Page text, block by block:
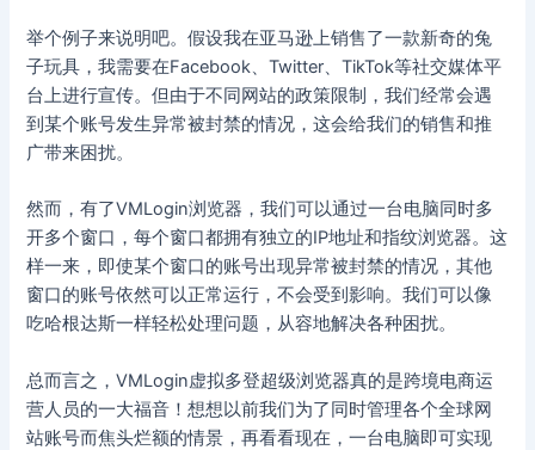
举个例子来说明吧。假设我在亚马逊上销售了一款新奇的兔
子玩具，我需要在Facebook、Twitter、TikTok等社交媒体平
台上进行宣传。但由于不同网站的政策限制，我们经常会遇
到某个账号发生异常被封禁的情况，这会给我们的销售和推
广带来困扰。
然而，有了VMLogin浏览器，我们可以通过一台电脑同时多
开多个窗口，每个窗口都拥有独立的IP地址和指纹浏览器。这
样一来，即使某个窗口的账号出现异常被封禁的情况，其他
窗口的账号依然可以正常运行，不会受到影响。我们可以像
吃哈根达斯一样轻松处理问题，从容地解决各种困扰。
总而言之，VMLogin虚拟多登超级浏览器真的是跨境电商运
营人员的一大福音！想想以前我们为了同时管理各个全球网
站账号而焦头烂额的情景，再看看现在，一台电脑即可实现